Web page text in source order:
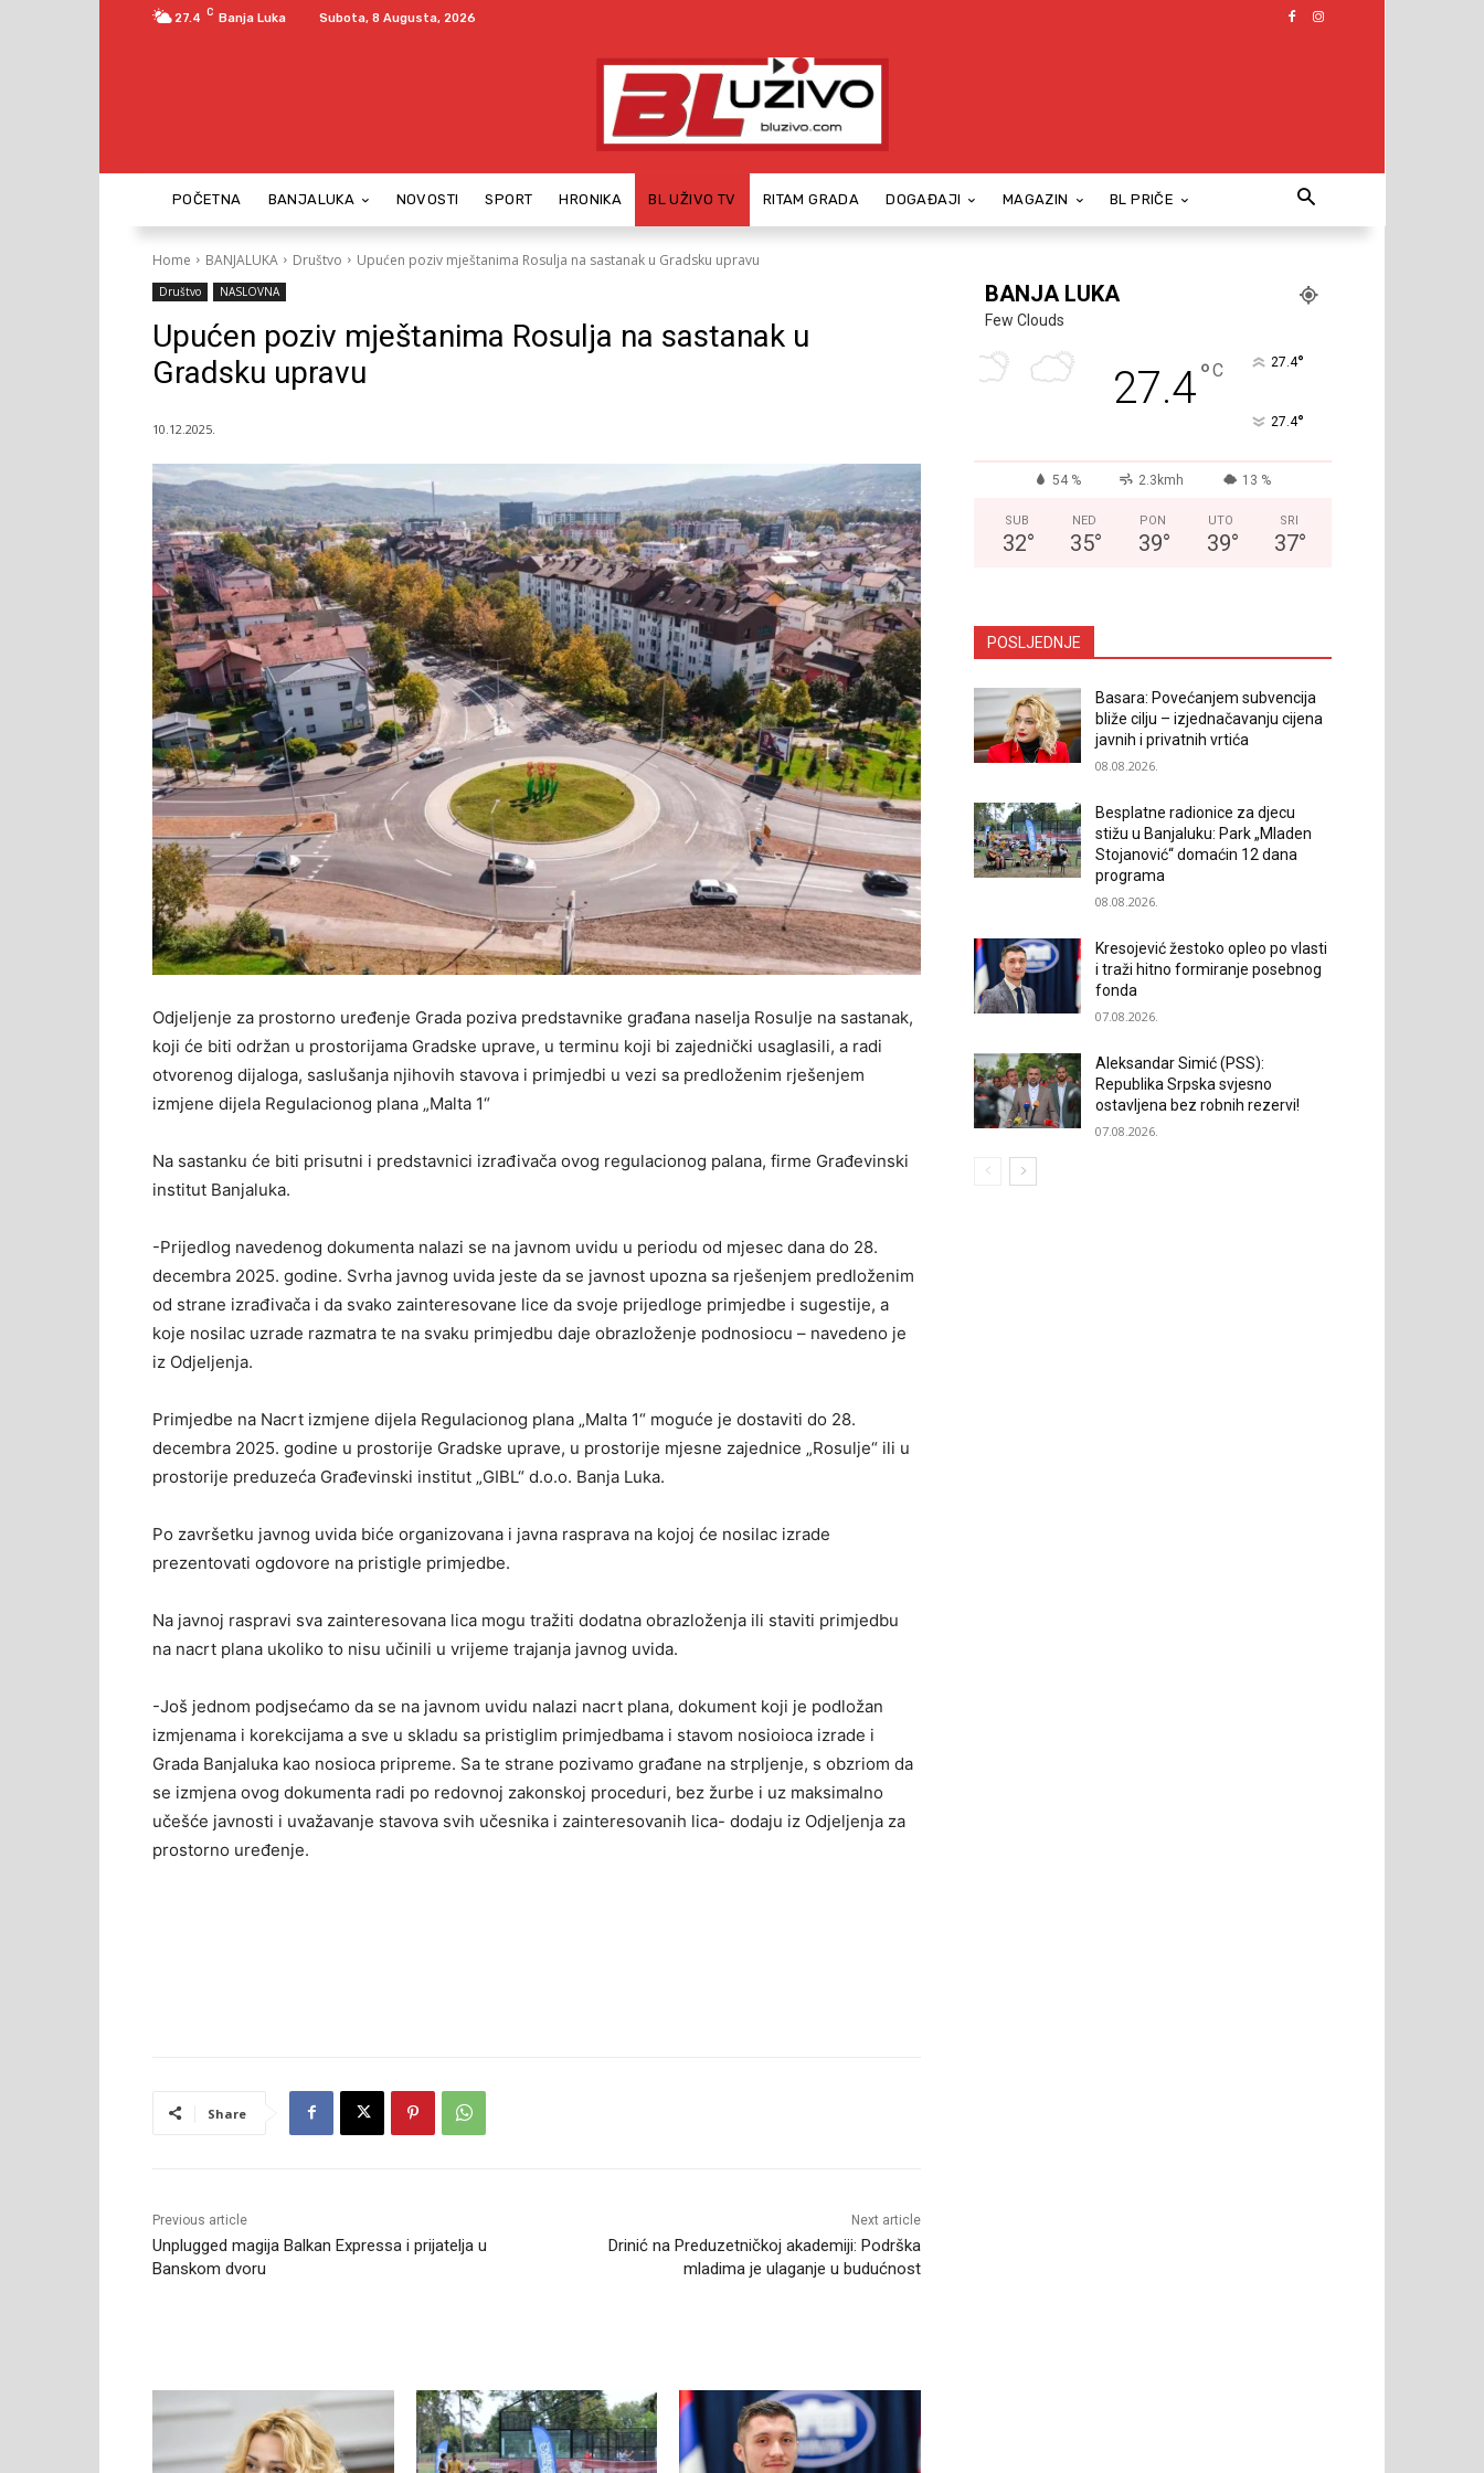
27.4 C Banja Luka Subota, 8 Augusta, 2026
POČETNA BANJALUKA NOVOSTI SPORT HRONIKA BL UŽIVO TV RITAM GRADA DOGAĐAJI MAGAZIN BL PRIČE
Home BANJALUKA Društvo Upućen poziv mještanima Rosulja na sastanak u Gradsku upravu
Društvo NASLOVNA
Upućen poziv mještanima Rosulja na sastanak u
Gradsku upravu
10.12.2025.
Odjeljenje za prostorno uređenje Grada poziva predstavnike građana naselja Rosulje na sastanak,
koji će biti održan u prostorijama Gradske uprave, u terminu koji bi zajednički usaglasili, a radi
otvorenog dijaloga, saslušanja njihovih stavova i primjedbi u vezi sa predloženim rješenjem
izmjene dijela Regulacionog plana „Malta 1“
Na sastanku će biti prisutni i predstavnici izrađivača ovog regulacionog palana, firme Građevinski
institut Banjaluka.
-Prijedlog navedenog dokumenta nalazi se na javnom uvidu u periodu od mjesec dana do 28.
decembra 2025. godine. Svrha javnog uvida jeste da se javnost upozna sa rješenjem predloženim
od strane izrađivača i da svako zainteresovane lice da svoje prijedloge primjedbe i sugestije, a
koje nosilac uzrade razmatra te na svaku primjedbu daje obrazloženje podnosiocu – navedeno je
iz Odjeljenja.
Primjedbe na Nacrt izmjene dijela Regulacionog plana „Malta 1“ moguće je dostaviti do 28.
decembra 2025. godine u prostorije Gradske uprave, u prostorije mjesne zajednice „Rosulje“ ili u
prostorije preduzeća Građevinski institut „GIBL“ d.o.o. Banja Luka.
Po završetku javnog uvida biće organizovana i javna rasprava na kojoj će nosilac izrade
prezentovati ogdovore na pristigle primjedbe.
Na javnoj raspravi sva zainteresovana lica mogu tražiti dodatna obrazloženja ili staviti primjedbu
na nacrt plana ukoliko to nisu učinili u vrijeme trajanja javnog uvida.
-Još jednom podjsećamo da se na javnom uvidu nalazi nacrt plana, dokument koji je podložan
izmjenama i korekcijama a sve u skladu sa pristiglim primjedbama i stavom nosioioca izrade i
Grada Banjaluka kao nosioca pripreme. Sa te strane pozivamo građane na strpljenje, s obzriom da
se izmjena ovog dokumenta radi po redovnoj zakonskoj proceduri, bez žurbe i uz maksimalno
učešće javnosti i uvažavanje stavova svih učesnika i zainteresovanih lica- dodaju iz Odjeljenja za
prostorno uređenje.
Share
Previous article
Unplugged magija Balkan Expressa i prijatelja u
Banskom dvoru
Next article
Drinić na Preduzetničkoj akademiji: Podrška
mladima je ulaganje u budućnost
BANJA LUKA
Few Clouds
27.4°C 27.4°
27.4°
54 % 2.3kmh 13 %
SUB
32°
NED
35°
PON
39°
UTO
39°
SRI
37°
POSLJEDNJE
Basara: Povećanjem subvencija
bliže cilju – izjednačavanju cijena
javnih i privatnih vrtića
08.08.2026.
Besplatne radionice za djecu
stižu u Banjaluku: Park „Mladen
Stojanović“ domaćin 12 dana
programa
08.08.2026.
Kresojević žestoko opleo po vlasti
i traži hitno formiranje posebnog
fonda
07.08.2026.
Aleksandar Simić (PSS):
Republika Srpska svjesno
ostavljena bez robnih rezervi!
07.08.2026.